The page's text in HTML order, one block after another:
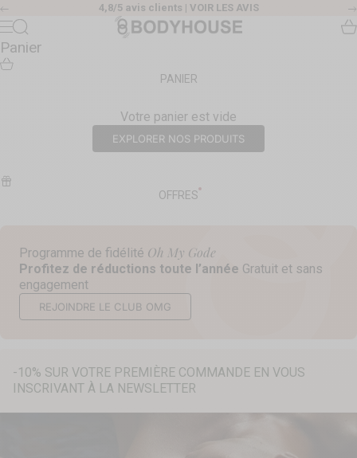
Passer au contenu
Précédent 4,8/5 avis clients | VOIR LES AVIS
Body House
Menu
Recherche
Panier
PANIER
Votre panier est vide
EXPLORER NOS PRODUITS
OFFRES
Programme de fidélité Oh My Gode
Profitez de réductions toute l’année Gratuit et sans
engagement
REJOINDRE LE CLUB OMG
-10% SUR VOTRE PREMIÈRE COMMANDE EN VOUS
INSCRIVANT À LA NEWSLETTER